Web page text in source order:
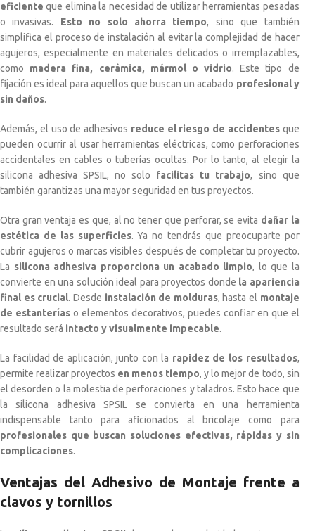
eficiente que elimina la necesidad de utilizar herramientas pesadas
o invasivas. Esto no solo ahorra tiempo, sino que también
simplifica el proceso de instalación al evitar la complejidad de hacer
agujeros, especialmente en materiales delicados o irremplazables,
como madera fina, cerámica, mármol o vidrio. Este tipo de
fijación es ideal para aquellos que buscan un acabado profesional y
sin daños.
Además, el uso de adhesivos reduce el riesgo de accidentesque
pueden ocurrir al usar herramientas eléctricas, como perforaciones
accidentales en cables o tuberías ocultas. Por lo tanto, al elegir la
silicona adhesiva SPSIL, no solo facilitas tu trabajo, sino que
también garantizas una mayor seguridad en tus proyectos.
Otra gran ventaja es que, al no tener que perforar, se evita dañar la
estética de las superficies. Ya no tendrás que preocuparte por
cubrir agujeros o marcas visibles después de completar tu proyecto.
La silicona adhesiva proporciona un acabado limpio, lo que la
convierte en una solución ideal para proyectos donde la apariencia
final es crucial. Desde instalación de molduras, hasta el montaje
de estanteríaso elementos decorativos, puedes confiar en que el
resultado será intacto y visualmente impecable.
La facilidad de aplicación, junto con la rapidez de los resultados,
permite realizar proyectos en menos tiempo, y lo mejor de todo, sin
el desorden o la molestia de perforaciones y taladros. Esto hace que
la silicona adhesiva SPSIL se convierta en una herramienta
indispensable tanto para aficionados al bricolaje como para
profesionales que buscan soluciones efectivas, rápidas y sin
complicaciones.
Ventajas del Adhesivo de Montaje frente a
clavos y tornillos